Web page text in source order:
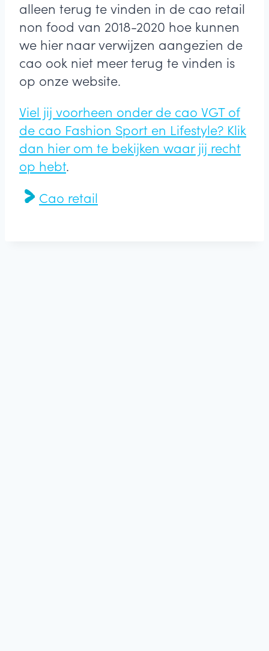
alleen terug te vinden in de cao retail
non food van 2018-2020 hoe kunnen
we hier naar verwijzen aangezien de
cao ook niet meer terug te vinden is
op onze website.
Viel jij voorheen onder de cao VGT of
de cao Fashion Sport en Lifestyle? Klik
dan hier om te bekijken waar jij recht
op hebt.
Cao retail